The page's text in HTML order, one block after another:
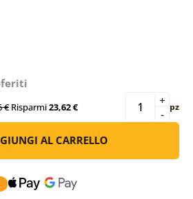
€ Risparmi23,62 € -
+ pz
AL CARRELLO